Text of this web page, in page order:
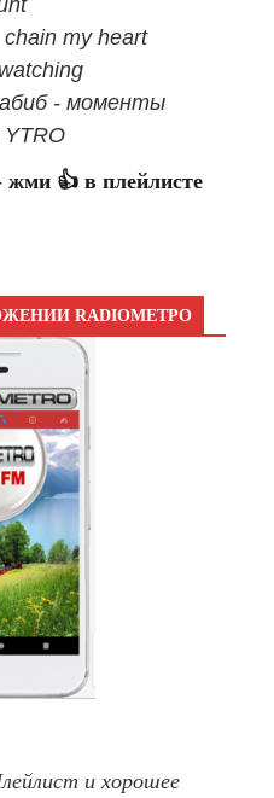
my heart
- моменты
жми 👍 в плейлисте
RADIOМЕТРО
и хорошее